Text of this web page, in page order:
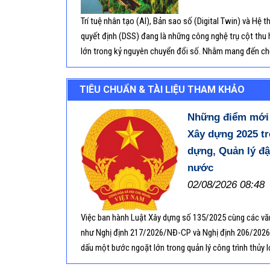
Trí tuệ nhân tạo (AI), Bản sao số (Digital Twin) và Hệ
quyết định (DSS) đang là những công nghệ trụ cột thu
lớn trong kỷ nguyên chuyển đổi số. Nhằm mang đến
nhìn toàn diện từ lý thuyết đến thực tiễn, loạt bài viết
cấp các khái niệm cơ bản cùng bức tranh ứng dụng
công nghệ trên trong ngành Xây dựng nói chung và
nói riêng
TIÊU CHUẨN & TÀI LIỆU THAM KHẢO
Những điểm
Xây dựng 2025
dựng, Quản lý
nước
02/08/2026 08:48
Việc ban hành Luật Xây dựng số 135/2025 cùng các
như Nghị định 217/2026/NĐ-CP và Nghị định 206/
dấu một bước ngoặt lớn trong quản lý công trình thủy
với Luật Xây dựng số 50/2014, hệ thống pháp luật